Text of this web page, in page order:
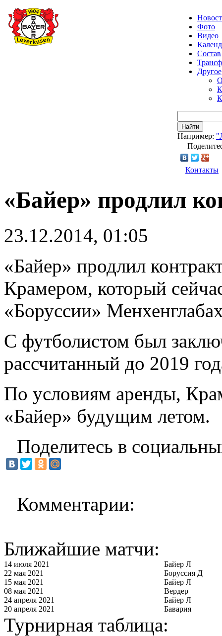
Фото
Видео
Состав
Другое
Найти
Например:
Контакты
«Байер» продлил
23.12.2014, 01:05
«Байер» продлил
Крамером, который
«Боруссии»
С футболистом был
рассчитанный до 2019
По условиям аренды,
«Байер» будущим летом.
Поделитесь в
Комментарии:
Ближайшие матчи:
14 июля 2021
Байер Л
22 мая 2021
Боруссия Д
15 мая 2021
Байер Л
08 мая 2021
Вердер
24 апреля 2021
Байер Л
20 апреля 2021
Бавария
Турнирная таблица: